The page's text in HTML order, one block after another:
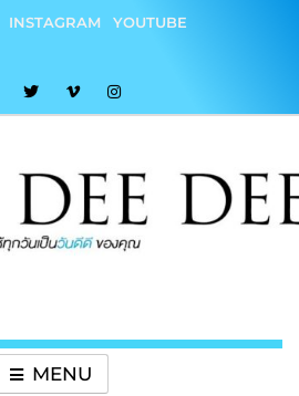
INSTAGRAM
YOUTUBE
MENU